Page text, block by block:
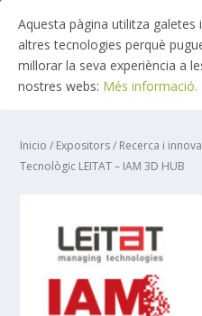
Inicio / Expositors/ Recerca i
Tecnològic LEITAT – IAM 3D HUB
Aquesta pàgina utilitza galetes i
altres tecnologies perquè
millorar la seva experiència a
nostres webs: Més informació.